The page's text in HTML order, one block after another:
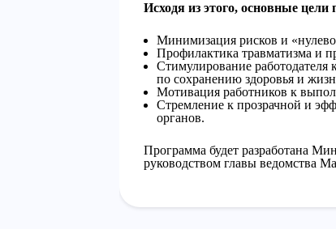
Исходя из этого, основные
Минимизация рисков и
Профилактика травматизма и
Стимулирование
по сохранению здоровья и
Мотивация работников к
Стремление к прозрачной и
органов.
Программа будет разработана
руководством главы ведомства